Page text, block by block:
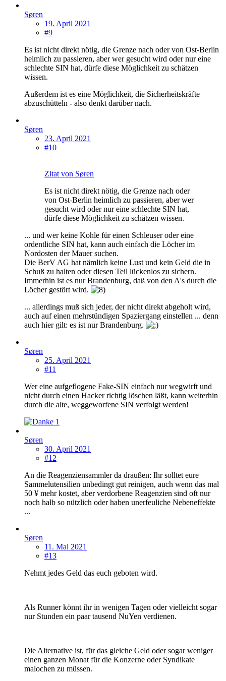
Søren
19. April 2021
#9
Es ist nicht direkt nötig, die Grenze nach oder von Ost-Berlin
heimlich zu passieren, aber wer gesucht wird oder nur eine
schlechte SIN hat, dürfe diese Möglichkeit zu schätzen
wissen.
Außerdem ist es eine Möglichkeit, die Sicherheitskräfte
abzuschütteln - also denkt darüber nach.
Søren
23. April 2021
#10
Zitat von Søren
Es ist nicht direkt nötig, die Grenze nach oder
von Ost-Berlin heimlich zu passieren, aber wer
gesucht wird oder nur eine schlechte SIN hat,
dürfe diese Möglichkeit zu schätzen wissen.
... und wer keine Kohle für einen Schleuser oder eine
ordentliche SIN hat, kann auch einfach die Löcher im
Nordosten der Mauer suchen.
Die BerV AG hat nämlich keine Lust und kein Geld die in
Schuß zu halten oder diesen Teil lückenlos zu sichern.
Immerhin ist es nur Brandenburg, daß von den A's durch die
Löcher gestört wird.
... allerdings muß sich jeder, der nicht direkt abgeholt wird,
auch auf einen mehrstündigen Spaziergang einstellen ... denn
auch hier gilt: es ist nur Brandenburg.
Søren
25. April 2021
#11
Wer eine aufgeflogene Fake-SIN einfach nur wegwirft und
nicht durch einen Hacker richtig löschen läßt, kann weiterhin
durch die alte, weggeworfene SIN verfolgt werden!
1
Søren
30. April 2021
#12
An die Reagenziensammler da draußen: Ihr solltet eure
Sammelutensilien unbedingt gut reinigen, auch wenn das mal
50 ¥ mehr kostet, aber verdorbene Reagenzien sind oft nur
noch halb so nützlich oder haben unerfeuliche Nebeneffekte
...
Søren
11. Mai 2021
#13
Nehmt jedes Geld das euch geboten wird.
Als Runner könnt ihr in wenigen Tagen oder vielleicht sogar
nur Stunden ein paar tausend NuYen verdienen.
Die Alternative ist, für das gleiche Geld oder sogar weniger
einen ganzen Monat für die Konzerne oder Syndikate
malochen zu müssen.